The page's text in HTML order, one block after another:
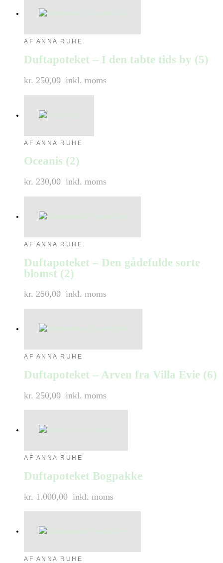
AF ANNA RUHE
Duftapoteket – I den tabte tids by (5)
kr. 250,00 inkl. moms
AF ANNA RUHE
Oceanis (2)
kr. 230,00 inkl. moms
AF ANNA RUHE
Duftapoteket – Den gådefulde sorte
blomst (2)
kr. 250,00 inkl. moms
AF ANNA RUHE
Duftapoteket – Arven fra Villa Evie (6)
kr. 250,00 inkl. moms
AF ANNA RUHE
Duftapoteket Bogpakke
kr. 1.000,00 inkl. moms
AF ANNA RUHE